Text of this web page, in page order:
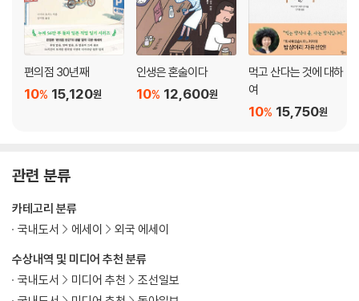
편의점 30년째
15,120원
10%
인생은 혼술이다
12,600원
10%
먹고 산다는 것에 대하
여
15,750원
10%
관련 분류
수상내역 및 미디어 추천 분류
국내도서
미디어 추천
조선일보
카테고리 분류
국내도서
에세이 외국 에세이